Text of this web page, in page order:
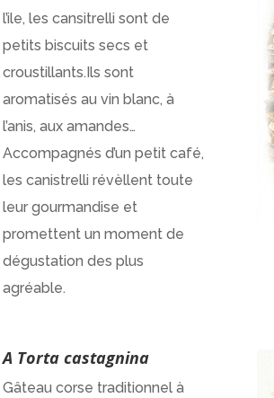
l’ile, les cansitrelli sont de
petits biscuits secs et
croustillants.Ils sont
aromatisés au vin blanc, à
l’anis, aux amandes…
Accompagnés d’un petit café,
les canistrelli révèllent toute
leur gourmandise et
promettent un moment de
dégustation des plus
agréable.
A Torta castagnina
Gâteau corse traditionnel à